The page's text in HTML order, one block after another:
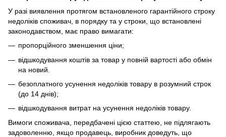
У разі виявлення протягом встановленого гарантійного строку
недоліків споживач, в порядку та у строки, що встановлені
законодавством, має право вимагати:
пропорційного зменшення ціни;
відшкодування коштів за товар у повній вартості або обмін
на новий.
безоплатного усунення недоліків товару в розумний строк
(до 14 днів);
відшкодування витрат на усунення недоліків товару.
Вимоги споживача, передбачені цією статтею, не підлягають
задоволенню, якщо продавець, виробник доведуть, що